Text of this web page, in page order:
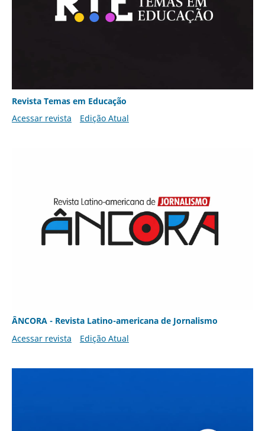
Revista Temas em Educação
Acessar revista
Edição Atual
ÂNCORA - Revista Latino-americana de Jornalismo
Acessar revista
Edição Atual